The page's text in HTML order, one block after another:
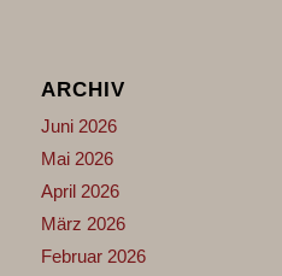
ARCHIV
Juni 2026
Mai 2026
April 2026
März 2026
Februar 2026